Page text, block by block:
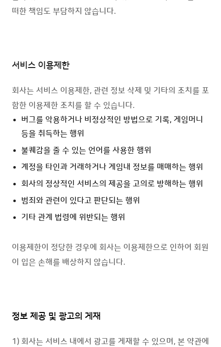
떠한 책임도 부담하지 않습니다.
서비스 이용제한
회사는 서비스 이용제한, 관련 정보 삭제 및 기타의 조치를 포
함한 이용제한 조치를 할 수 있습니다.
버그를 악용하거나 비정상적인 방법으로 기록, 게임머니
등을 취득하는 행위
불퀘감을 줄 수 있는 언어를 사용한 행위
계정을 타인과 거래하거나 게임내 정보를 매매하는 행위
회사의 정상적인 서비스의 제공을 고의로 방해하는 행위
범죄와 관련이 있다고 판단되는 행위
기타 관계 법령에 위반되는 행위
이용제한이 정당한 경우에 회사는 이용제한으로 인하여 회원
이 입은 손해를 배상하지 않습니다.
정보 제공 및 광고의 게재
1) 회사는 서비스 내에서 광고를 게재할 수 있으며, 본 약관에